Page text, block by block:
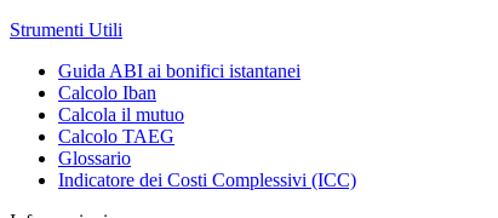
Strumenti Utili
Guida ABI ai bonifici istantanei
Calcolo Iban
Calcola il mutuo
Calcolo TAEG
Glossario
Indicatore dei Costi Complessivi (ICC)